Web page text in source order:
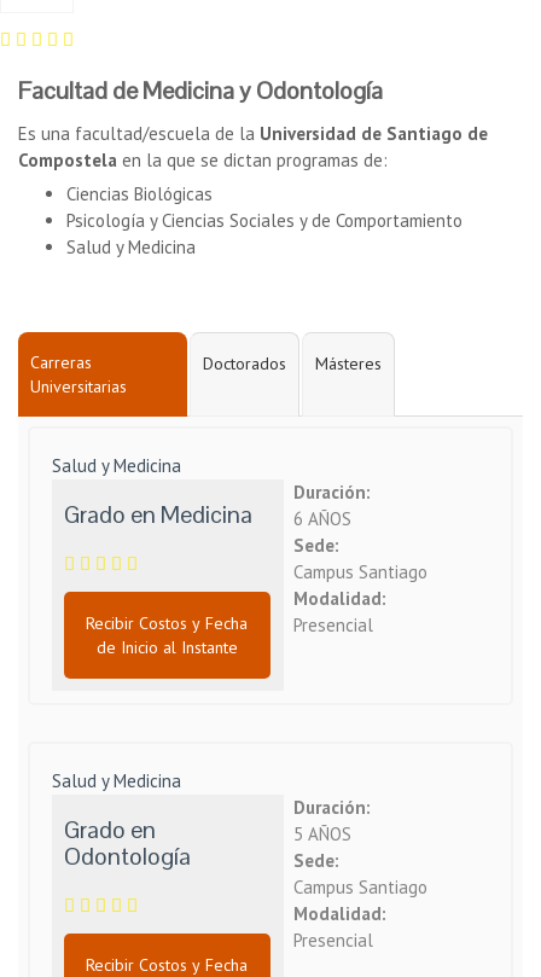
Facultad de Medicina y Odontología
Es una facultad/escuela de la Universidad de Santiago de
Compostela en la que se dictan programas de:
Ciencias Biológicas
Psicología y Ciencias Sociales y de Comportamiento
Salud y Medicina
Carreras
Universitarias
Doctorados Másteres
Salud y Medicina
Grado en Medicina
Recibir Costos y Fecha
de Inicio al Instante
Duración:
6 AÑOS
Sede:
Campus Santiago
Modalidad:
Presencial
Salud y Medicina
Grado en
Odontología
Recibir Costos y Fecha
Duración:
5 AÑOS
Sede:
Campus Santiago
Modalidad:
Presencial